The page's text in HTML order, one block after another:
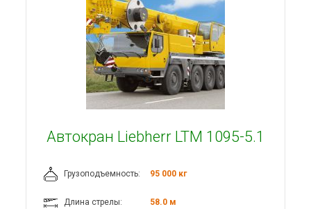
Автокран Liebherr LTM 1095-5.1
Грузоподъемность: 95 000 кг
Длина стрелы: 58.0 м